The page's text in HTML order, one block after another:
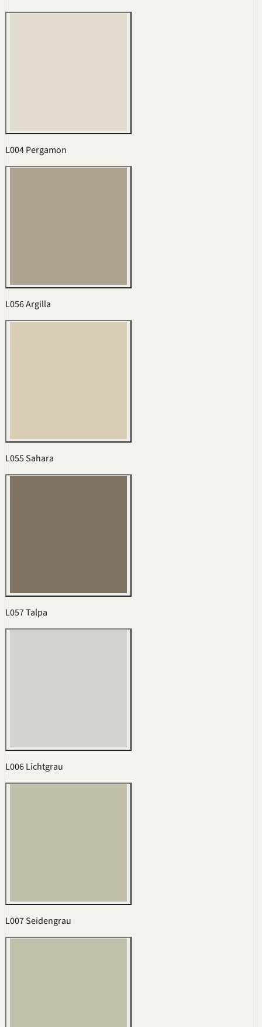
L004 Pergamon
L056 Argilla
L055 Sahara
L057 Talpa
L006 Lichtgrau
L007 Seidengrau